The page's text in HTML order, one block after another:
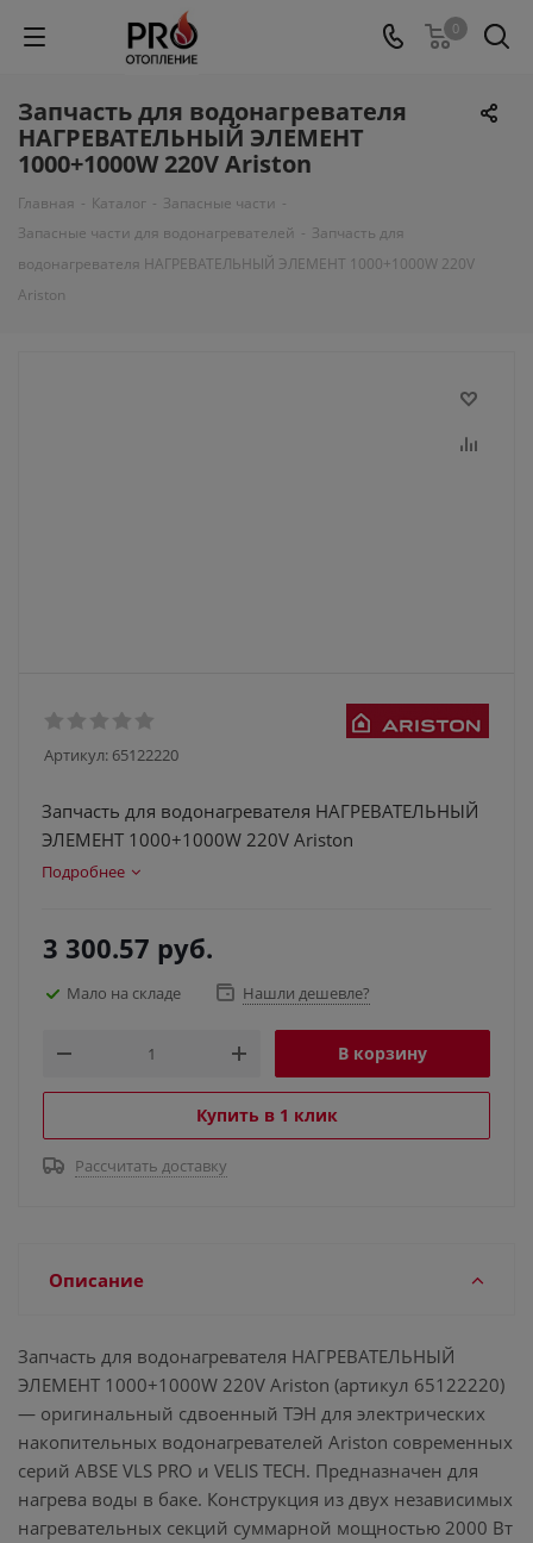
0
Запчасть для водонагревателя
НАГРЕВАТЕЛЬНЫЙ ЭЛЕМЕНТ
1000+1000W 220V Ariston
Главная - Каталог - Запасные части -
Запасные части для водонагревателей - Запчасть для
водонагревателя НАГРЕВАТЕЛЬНЫЙ ЭЛЕМЕНТ 1000+1000W 220V
Ariston
Артикул: 65122220
Запчасть для водонагревателя НАГРЕВАТЕЛЬНЫЙ
ЭЛЕМЕНТ 1000+1000W 220V Ariston
Подробнее
3 300.57 руб.
Мало на складе Нашли дешевле?
В корзину
Купить в 1 клик
Рассчитать доставку
Описание
Запчасть для водонагревателя НАГРЕВАТЕЛЬНЫЙ
ЭЛЕМЕНТ 1000+1000W 220V Ariston (артикул 65122220)
— оригинальный сдвоенный ТЭН для электрических
накопительных водонагревателей Ariston современных
серий ABSE VLS PRO и VELIS TECH. Предназначен для
нагрева воды в баке. Конструкция из двух независимых
нагревательных секций суммарной мощностью 2000 Вт